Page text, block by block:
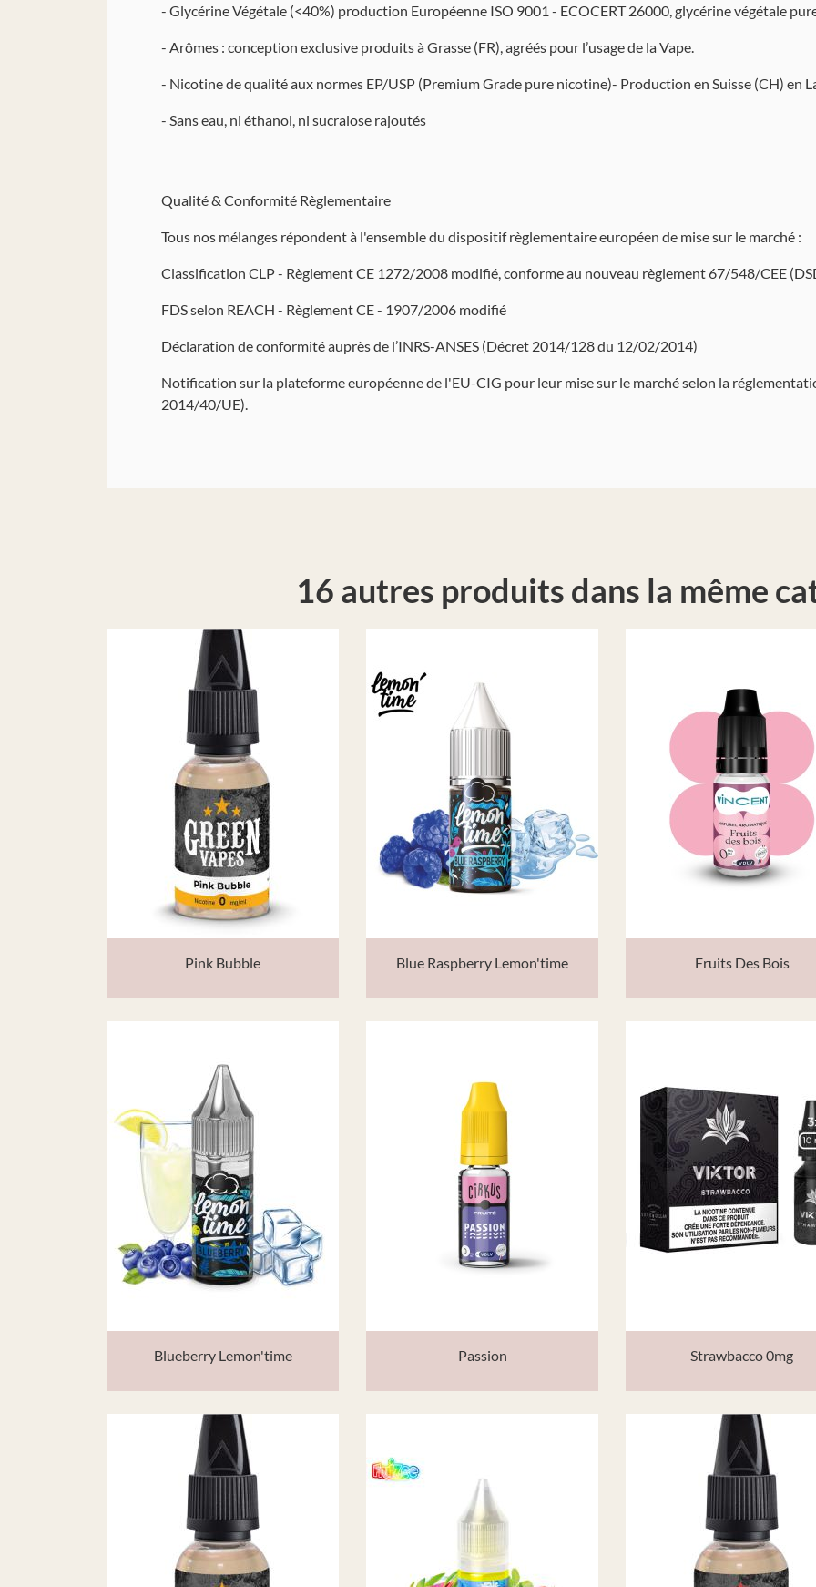
- Glycérine Végétale (<40%) production Européenne ISO 9001 - ECOCERT 26000, glycérine végétale
- Arômes : conception exclusive produits à Grasse (FR), agréés pour l’usage de la Vape.
- Nicotine de qualité aux normes EP/USP (Premium Grade pure nicotine)- Production en Suisse (CH) en
- Sans eau, ni éthanol, ni sucralose rajoutés
Qualité & Conformité Règlementaire
Tous nos mélanges répondent à l'ensemble du dispositif règlementaire européen de mise sur le marché :
Classification CLP - Règlement CE 1272/2008 modifié, conforme au nouveau règlement 67/548/CEE
FDS selon REACH - Règlement CE - 1907/2006 modifié
Déclaration de conformité auprès de l’INRS-ANSES (Décret 2014/128 du 12/02/2014)
Notification sur la plateforme européenne de l'EU-CIG pour leur mise sur le marché selon la
2014/40/UE).
16 autres produits dans la même
Pink Bubble Blue Raspberry Lemon'time Fruits Des Bois
Blueberry Lemon'time Passion Strawbacco 0mg